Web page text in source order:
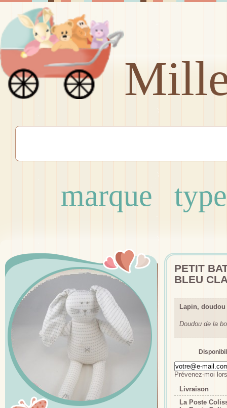
marque type
PETIT
BLEU
Lapin,
Doudou de la
Prévenez-moi
Livraison
La Poste